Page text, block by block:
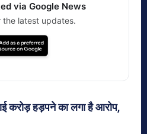
via Google News
the latest updates.
करोड़ हड़पने का लगा है आरोप,